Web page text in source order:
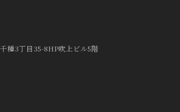
種3丁目35-8HP吹上ビル5階